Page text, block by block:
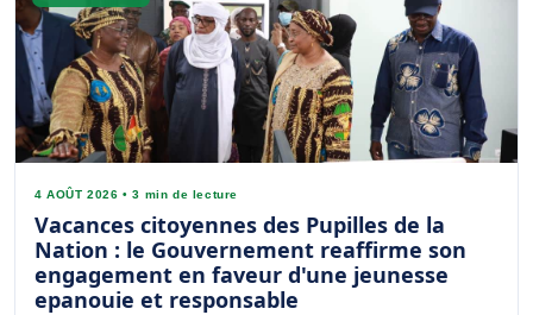
4 AOÛT 2026 •3 min de lecture
Vacances citoyennes des Pupilles de la
Nation : le Gouvernement reaffirme son
engagement en faveur d'une jeunesse
epanouie et responsable